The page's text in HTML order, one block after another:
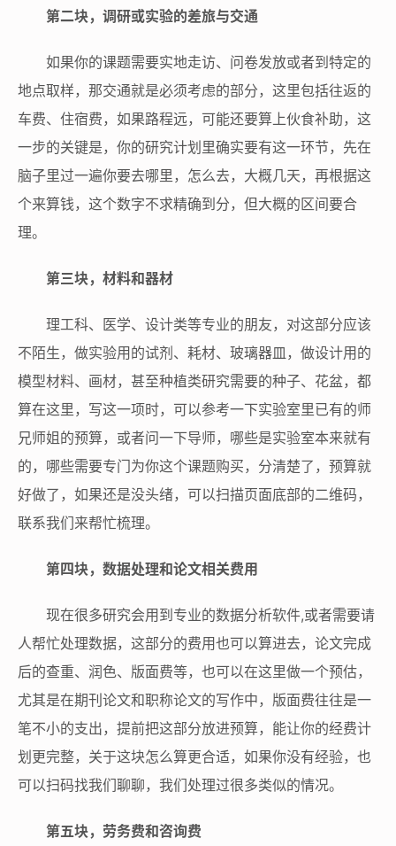
第二块，调研或实验的差旅与交通
如果你的课题需要实地走访、问卷发放或者到特定的
地点取样，那交通就是必须考虑的部分，这里包括往返的
车费、住宿费，如果路程远，可能还要算上伙食补助，这
一步的关键是，你的研究计划里确实要有这一环节，先在
脑子里过一遍你要去哪里，怎么去，大概几天，再根据这
个来算钱，这个数字不求精确到分，但大概的区间要合
理。
第三块，材料和器材
理工科、医学、设计类等专业的朋友，对这部分应该
不陌生，做实验用的试剂、耗材、玻璃器皿，做设计用的
模型材料、画材，甚至种植类研究需要的种子、花盆，都
算在这里，写这一项时，可以参考一下实验室里已有的师
兄师姐的预算，或者问一下导师，哪些是实验室本来就有
的，哪些需要专门为你这个课题购买，分清楚了，预算就
好做了，如果还是没头绪，可以扫描页面底部的二维码，
联系我们来帮忙梳理。
第四块，数据处理和论文相关费用
现在很多研究会用到专业的数据分析软件,或者需要请
人帮忙处理数据，这部分的费用也可以算进去，论文完成
后的查重、润色、版面费等，也可以在这里做一个预估，
尤其是在期刊论文和职称论文的写作中，版面费往往是一
笔不小的支出，提前把这部分放进预算，能让你的经费计
划更完整，关于这块怎么算更合适，如果你没有经验，也
可以扫码找我们聊聊，我们处理过很多类似的情况。
第五块，劳务费和咨询费